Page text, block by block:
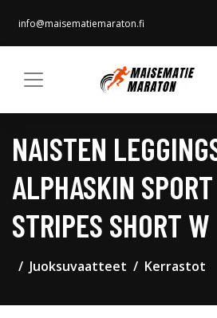
info@maisematiemaraton.fi
NAISTEN
ALPHASKIN
STRIPES SHORT
Juoksuvaatteet Kerrastot